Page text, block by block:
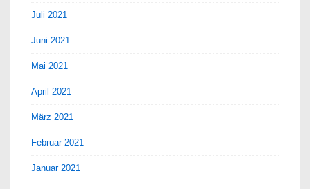
Juli 2021
Juni 2021
Mai 2021
April 2021
März 2021
Februar 2021
Januar 2021